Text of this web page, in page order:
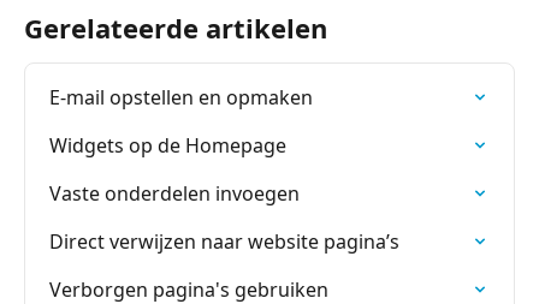
Gerelateerde artikelen
E-mail opstellen en opmaken
Widgets op de Homepage
Vaste onderdelen invoegen
Direct verwijzen naar website pagina’s
Verborgen pagina's gebruiken